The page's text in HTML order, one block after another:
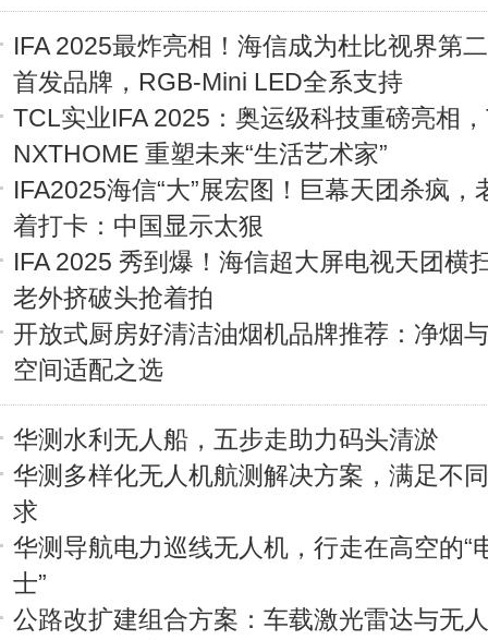
IFA 2025最炸亮相！海信成为杜比视界第
首发品牌，RGB-Mini LED全系支持
TCL实业IFA 2025：奥运级科技重磅亮相
NXTHOME 重塑未来“生活艺术家”
IFA2025海信“大”展宏图！巨幕天团杀疯，
着打卡：中国显示太狠
IFA 2025 秀到爆！海信超大屏电视天团横
老外挤破头抢着拍
开放式厨房好清洁油烟机品牌推荐：净烟
空间适配之选
华测水利无人船，五步走助力码头清淤
华测多样化无人机航测解决方案，满足不
求
华测导航电力巡线无人机，行走在高空的“
士”
公路改扩建组合方案：车载激光雷达与无